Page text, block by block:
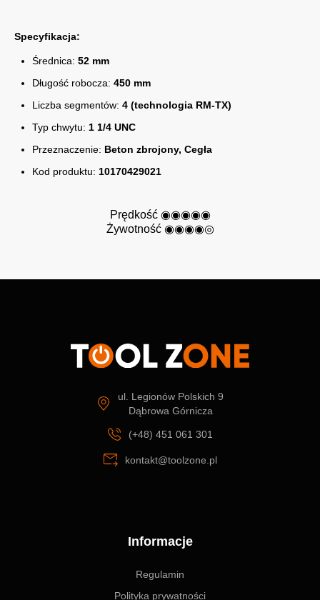
Specyfikacja:
Średnica: 52 mm
Długość robocza: 450 mm
Liczba segmentów: 4 (technologia RM-TX)
Typ chwytu: 1 1/4 UNC
Przeznaczenie: Beton zbrojony, Cegła
Kod produktu: 10170429021
Prędkość ◉◉◉◉◉
Żywotność ◉◉◉◉◎
ul. Legionów Polskich 9
Dąbrowa Górnicza
(+48) 451 061 301
kontakt@toolzone.pl
Informacje
Regulamin
Polityka prywatności